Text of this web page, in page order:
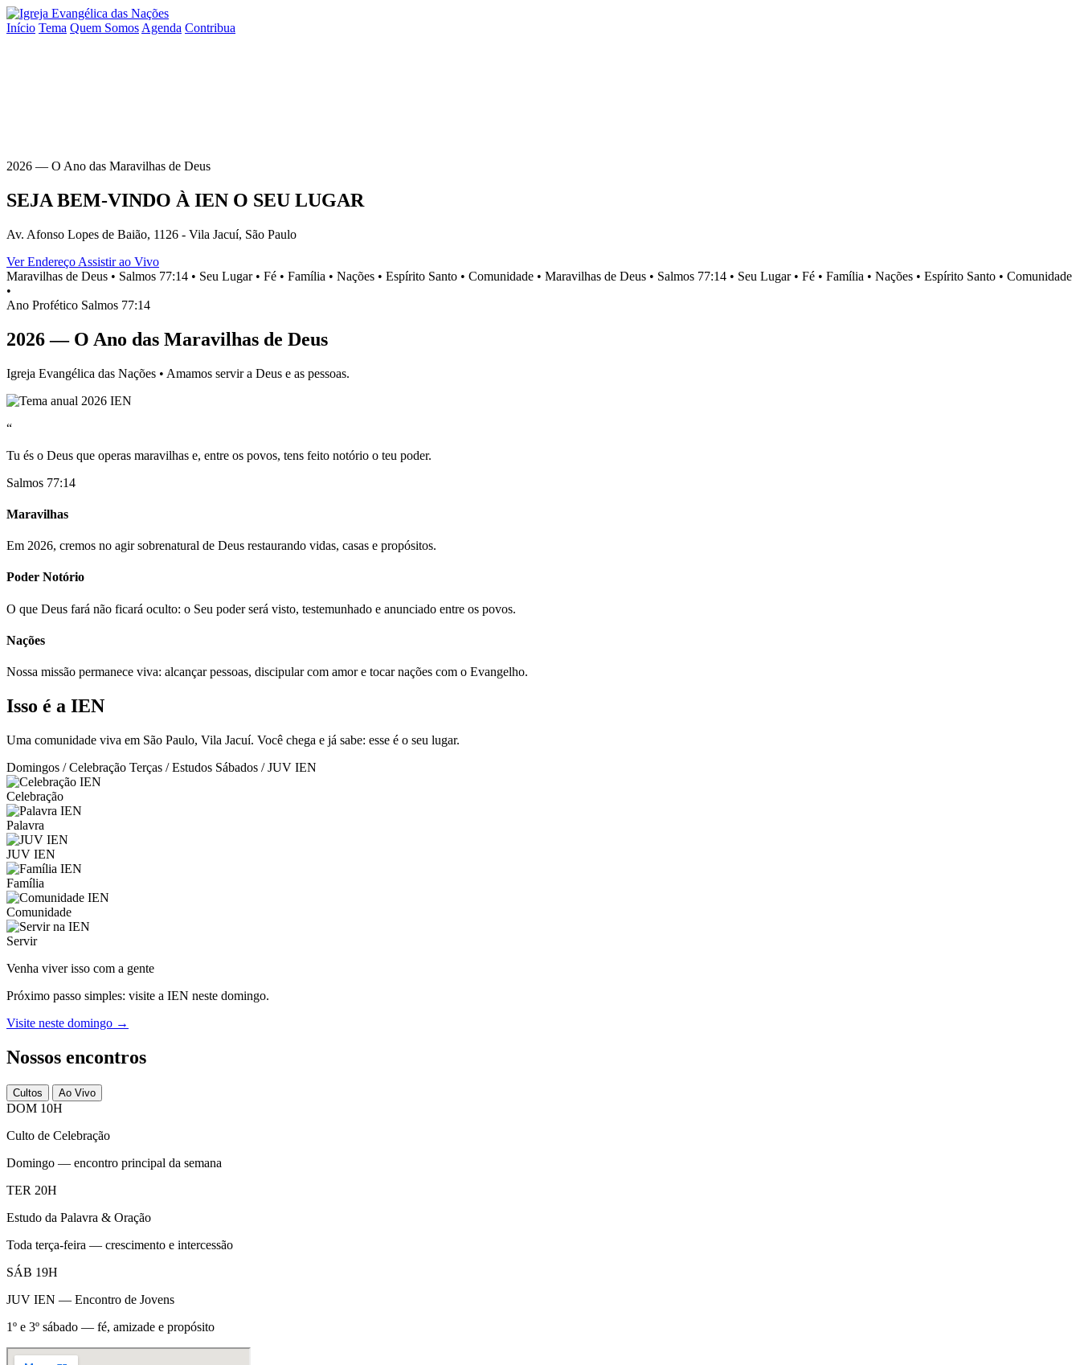
Início Tema Quem Somos Agenda Contribua
2026 — O Ano das Maravilhas de Deus
SEJA BEM-VINDO À IEN O SEU LUGAR
Av. Afonso Lopes de Baião, 1126 - Vila Jacuí, São Paulo
Ver Endereço Assistir ao Vivo
Maravilhas de Deus • Salmos 77:14 • Seu Lugar • Fé • Família • Nações • Espírito Santo • Comunidade • Maravilhas de Deus • Salmos 77:14 • Seu Lugar • Fé • Família • Nações • Espírito Santo • Comunidade
•
Ano Profético Salmos 77:14
2026 — O Ano das Maravilhas de Deus
Igreja Evangélica das Nações • Amamos servir a Deus e as pessoas.
“
Tu és o Deus que operas maravilhas e, entre os povos, tens feito notório o teu poder.
Salmos 77:14
Maravilhas
Em 2026, cremos no agir sobrenatural de Deus restaurando vidas, casas e propósitos.
Poder Notório
O que Deus fará não ficará oculto: o Seu poder será visto, testemunhado e anunciado entre os povos.
Nações
Nossa missão permanece viva: alcançar pessoas, discipular com amor e tocar nações com o Evangelho.
Isso é a IEN
Uma comunidade viva em São Paulo, Vila Jacuí. Você chega e já sabe: esse é o seu lugar.
Domingos / Celebração Terças / Estudos Sábados / JUV IEN
Celebração
Palavra
JUV IEN
Família
Comunidade
Servir
Venha viver isso com a gente
Próximo passo simples: visite a IEN neste domingo.
Visite neste domingo →
Nossos encontros
Cultos Ao Vivo
DOM 10H
Culto de Celebração
Domingo — encontro principal da semana
TER 20H
Estudo da Palavra & Oração
Toda terça-feira — crescimento e intercessão
SÁB 19H
JUV IEN — Encontro de Jovens
1º e 3º sábado — fé, amizade e propósito